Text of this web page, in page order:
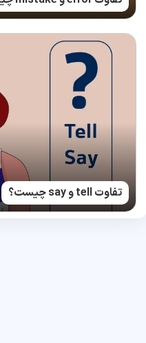
تفاوت tell و say چیست؟